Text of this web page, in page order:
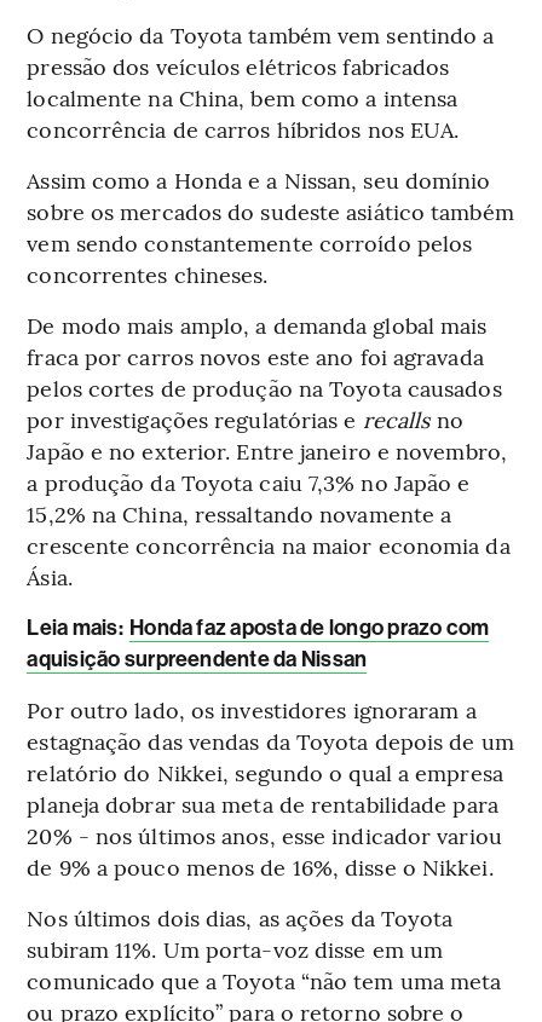
O negócio da Toyota também vem sentindo a
pressão dos veículos elétricos fabricados
localmente na China, bem como a intensa
concorrência de carros híbridos nos EUA.
Assim como a Honda e a Nissan, seu domínio
sobre os mercados do sudeste asiático também
vem sendo constantemente corroído pelos
concorrentes chineses.
De modo mais amplo, a demanda global mais
fraca por carros novos este ano foi agravada
pelos cortes de produção na Toyota causados
por investigações regulatórias e recalls no
Japão e no exterior. Entre janeiro e novembro,
a produção da Toyota caiu 7,3% no Japão e
15,2% na China, ressaltando novamente a
crescente concorrência na maior economia da
Ásia.
Leia mais: Honda faz aposta de longo prazo com
aquisição surpreendente da Nissan
Por outro lado, os investidores ignoraram a
estagnação das vendas da Toyota depois de um
relatório do Nikkei, segundo o qual a empresa
planeja dobrar sua meta de rentabilidade para
20% - nos últimos anos, esse indicador variou
de 9% a pouco menos de 16%, disse o Nikkei.
Nos últimos dois dias, as ações da Toyota
subiram 11%. Um porta-voz disse em um
comunicado que a Toyota “não tem uma meta
ou prazo explícito” para o retorno sobre o